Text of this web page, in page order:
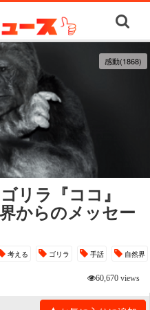
感動(1868)
リラ『ココ』
からのメッセー
考える ゴリラ 手話 自然界
60,670 views